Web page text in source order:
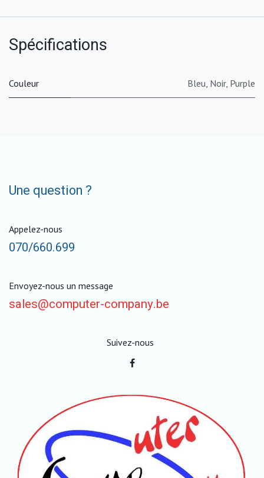
Spécifications
Couleur Bleu Noir, Purple
Une question ?
Appelez-nous
070/660.699
Envoyez-nous un message
sales@computer-company.be
Suivez-nous